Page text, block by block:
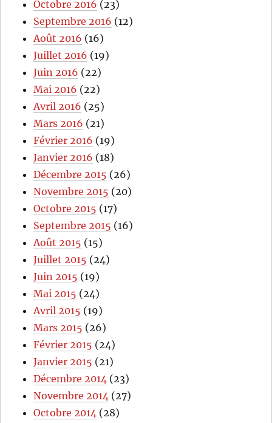
Octobre 2016 (23)
Septembre 2016 (12)
Août 2016 (16)
Juillet 2016 (19)
Juin 2016 (22)
Mai 2016 (22)
Avril 2016 (25)
Mars 2016 (21)
Février 2016 (19)
Janvier 2016 (18)
Décembre 2015 (26)
Novembre 2015 (20)
Octobre 2015 (17)
Septembre 2015 (16)
Août 2015 (15)
Juillet 2015 (24)
Juin 2015 (19)
Mai 2015 (24)
Avril 2015 (19)
Mars 2015 (26)
Février 2015 (24)
Janvier 2015 (21)
Décembre 2014 (23)
Novembre 2014 (27)
Octobre 2014 (28)